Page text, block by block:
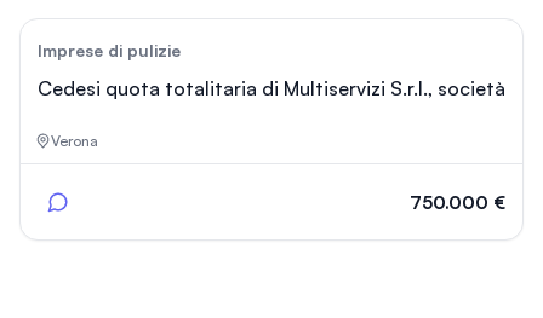
Imprese di pulizie
Cedesi quota totalitaria di Multiservizi S.r.l., società
Verona
750.000 €